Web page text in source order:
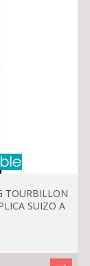
TOURBILLON
SUIZO A